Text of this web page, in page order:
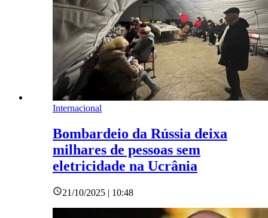
Internacional
Bombardeio da Rússia deixa
milhares de pessoas sem
eletricidade na Ucrânia
21/10/2025 | 10:48